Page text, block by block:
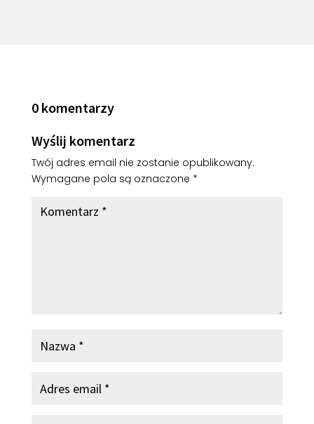
0 komentarzy
Wyślij komentarz
Twój adres email nie zostanie opublikowany.
Wymagane pola są oznaczone *